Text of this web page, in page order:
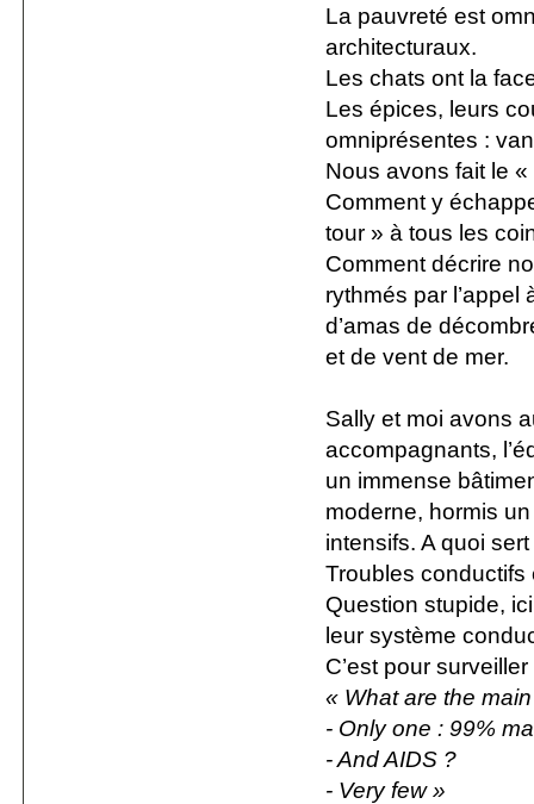
La pauvreté est
architecturaux.
Les chats ont la
Les épices, leurs
omniprésentes :
Nous avons fait le
Comment y
tour » à tous les
Comment décrire
rythmés par
d’amas de
et de vent de mer.
Sally et moi avons
accompagnants,
un immense
moderne, hormis
intensifs. A quoi
Troubles conductifs
Question stupide,
leur système
C’est pour
« What are the
- Only one : 99%
- And AIDS ?
- Very few »